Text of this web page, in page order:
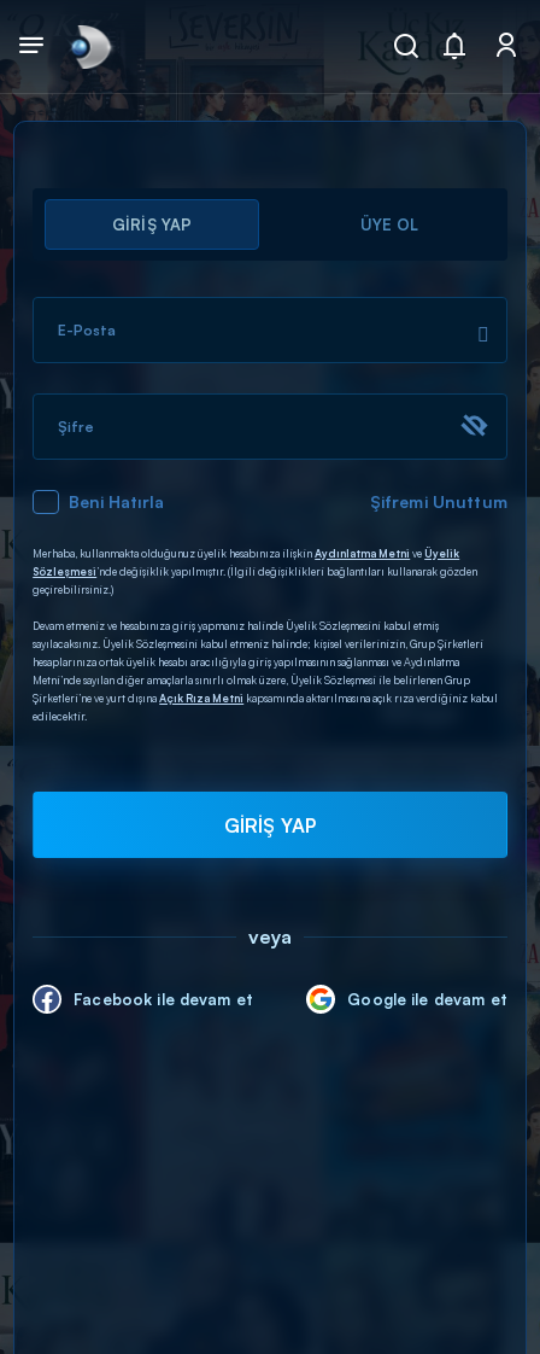
Arama
ARAMA SONUÇLARI
DİĞER SONUÇLAR
GİRİŞ YAP ÜYE OL
E-Posta
Şifre
Beni Hatırla Şifremi Unuttum
Merhaba, kullanmakta olduğunuz üyelik hesabınıza ilişkinAydınlatma Metni veÜyelik
Sözleşmesi’nde değişiklik yapılmıştır. (İlgili değişiklikleri bağlantıları kullanarak gözden
geçirebilirsiniz.)
Devam etmeniz ve hesabınıza giriş yapmanız halinde Üyelik Sözleşmesini kabul etmiş
sayılacaksınız. Üyelik Sözleşmesini kabul etmeniz halinde; kişisel verilerinizin, Grup Şirketleri
hesaplarınıza ortak üyelik hesabı aracılığıyla giriş yapılmasının sağlanması ve Aydınlatma
Metni’nde sayılan diğer amaçlarla sınırlı olmak üzere, Üyelik Sözleşmesi ile belirlenen Grup
Şirketleri’ne ve yurt dışınaAçık Rıza Metni kapsamında aktarılmasına açık rıza verdiğiniz kabul
edilecektir.
GİRİŞ YAP
veya
Facebook ile devam et Google ile devam et